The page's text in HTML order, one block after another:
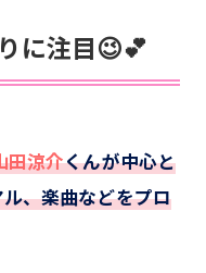
に注目😉💕
田涼介くんが中心と
、楽曲などをプロ